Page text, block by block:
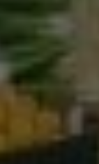
oder